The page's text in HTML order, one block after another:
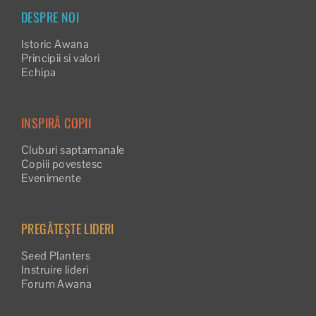
DESPRE NOI
Istoric Awana
Principii si valori
Echipa
INSPIRĂ COPII
Cluburi saptamanale
Copiii povestesc
Evenimente
PREGĂTEȘTE LIDERI
Seed Planters
Instruire lideri
Forum Awana